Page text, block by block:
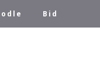
Bid